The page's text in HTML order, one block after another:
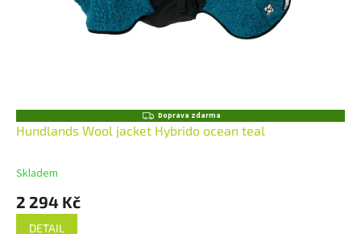
Z
D
A
Doprava zdarma
Hundlands Wool jacket Hybrido ocean teal
Skladem
2 294 Kč
DETAIL